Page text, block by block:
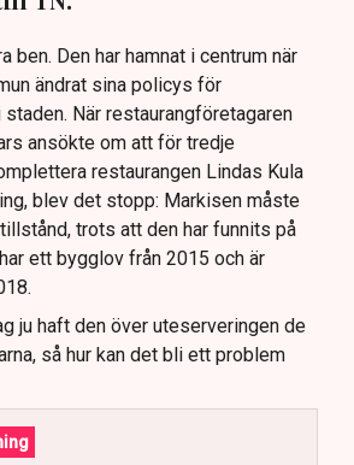
ben. Den har hamnat i centrum när
ändrat sina policys för
När restaurangföretagaren
ansökte om att för tredje
restaurangen Lindas Kula
blev det stopp: Markisen måste
trots att den har funnits på
ett bygglov från 2015 och är
ju haft den över uteserveringen de
så hur kan det bli ett problem